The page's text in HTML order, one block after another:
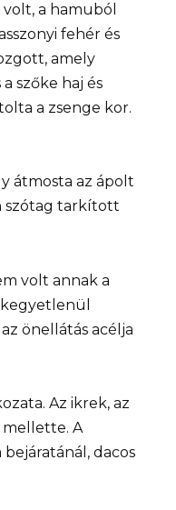
a hamuból
fehér és
amely
szőke haj és
a zsenge kor.
átmosta az ápolt
szótag tarkított
volt annak a
önellátás acélja
Az ikrek, az
A
dacos